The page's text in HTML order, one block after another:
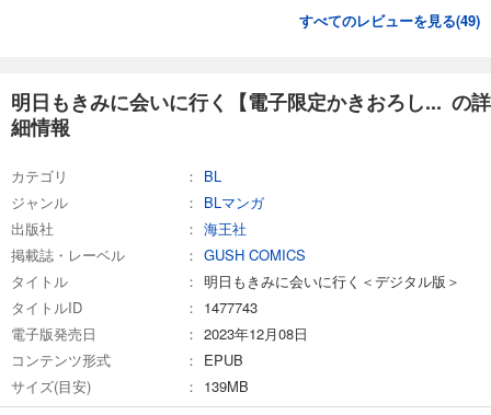
すべてのレビューを見る(49)
明日もきみに会いに行く【電子限定かきおろし... の詳
細情報
カテゴリ
BL
ジャンル
BLマンガ
出版社
海王社
掲載誌・レーベル
GUSH COMICS
タイトル
明日もきみに会いに行く＜デジタル版＞
タイトルID
1477743
電子版発売日
2023年12月08日
コンテンツ形式
EPUB
サイズ(目安)
139MB